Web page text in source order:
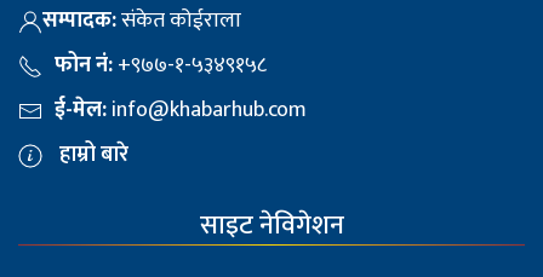
सम्पादक:संकेत कोईराला
फोन नं:+९७७-१-५३४९१५८
ई-मेल:info@khabarhub.com
हाम्रो बारे
साइट नेविगेशन